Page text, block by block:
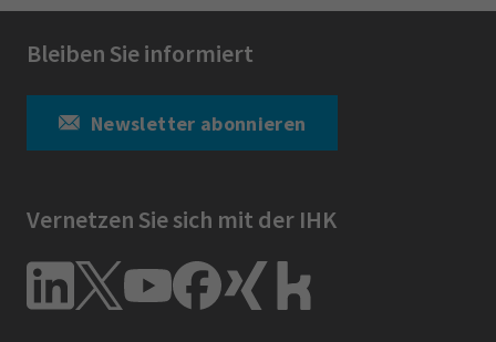
Bleiben Sie informiert
Newsletter abonnieren
Vernetzen Sie sich mit der IHK